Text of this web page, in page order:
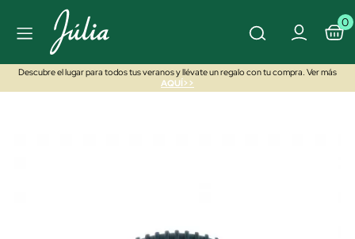
0
Descubre el lugar para todos tus veranos y llévate un regalo con tu compra. Ver más
AQUÍ>>